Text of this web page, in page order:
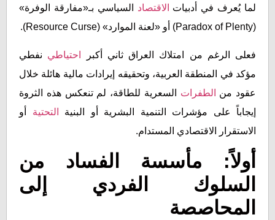
لما يُعرف في أدبيات
الاقتصاد السياسي بـ«مفارقة الوفرة»
(Paradox of Plenty) أو «لعنة الموارد» (Resource Curse).
فعلى الرغم من امتلاك العراق ثاني أكبر احتياطي نفطي
مؤكد في المنطقة العربية، وتحقيقه إيرادات مالية هائلة خلال
عقود من
الطفرات السعرية للطاقة، لم تنعكس هذه الثروة
إيجاباً على مؤشرات التنمية البشرية أو البنية
التحتية أو
الاستقرار الاقتصادي المستدام.
أولاً: مأسسة الفساد من
السلوك الفردي إلى
المحاصصة